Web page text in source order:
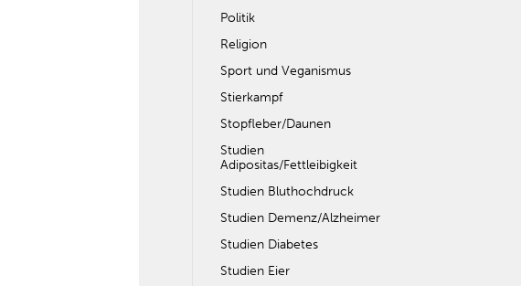
Politik
Religion
Sport und Veganismus
Stierkampf
Stopfleber/Daunen
Studien
Adipositas/Fettleibigkeit
Studien Bluthochdruck
Studien Demenz/Alzheimer
Studien Diabetes
Studien Eier